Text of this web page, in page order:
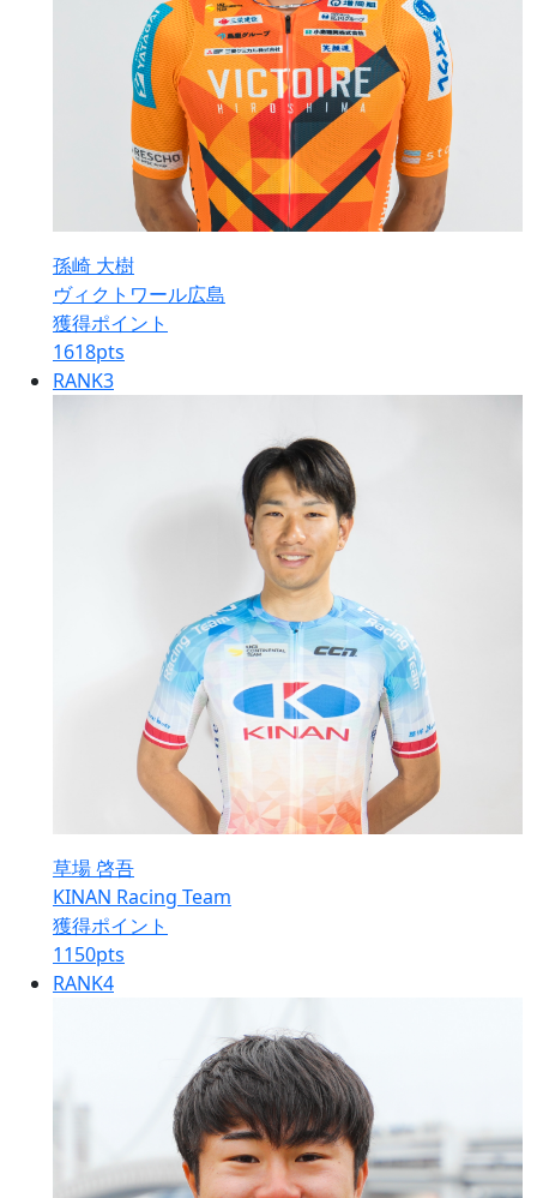
孫崎 大樹
ヴィクトワール広島
獲得ポイント
1618pts
RANK3
草場 啓吾
KINAN Racing Team
獲得ポイント
1150pts
RANK4